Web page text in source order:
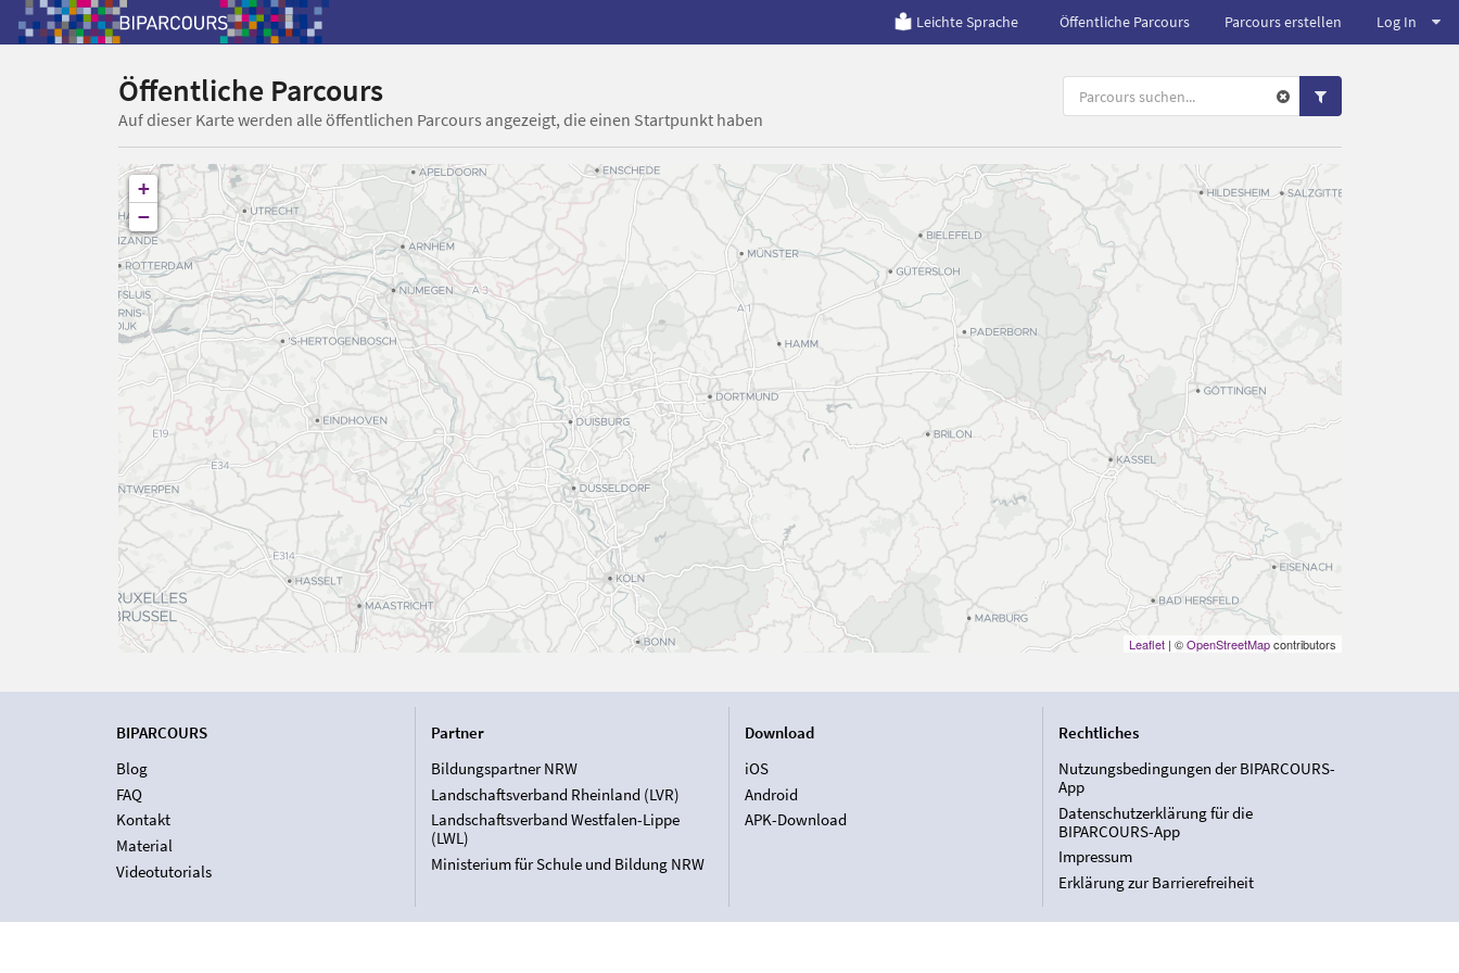
Leichte Sprache Öffentliche Parcours Parcours erstellen Log In
Öffentliche Parcours
Auf dieser Karte werden alle öffentlichen Parcours angezeigt, die einen Startpunkt haben
+
−
Leaflet| ©OpenStreetMapcontributors
BIPARCOURS
Blog
FAQ
Kontakt
Material
Videotutorials
Partner
Bildungspartner NRW
Landschaftsverband Rheinland (LVR)
Landschaftsverband Westfalen-Lippe
(LWL)
Ministerium für Schule und Bildung NRW
Download
iOS
Android
APK-Download
Rechtliches
Nutzungsbedingungen der BIPARCOURS-
App
Datenschutzerklärung für die
BIPARCOURS-App
Impressum
Erklärung zur Barrierefreiheit